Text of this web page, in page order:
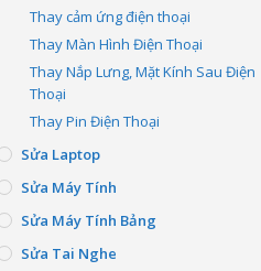
Thay cảm ứng điện thoại
Thay Màn Hình Điện Thoại
Thay Nắp Lưng, Mặt Kính Sau Điện
Thoại
Thay Pin Điện Thoại
Sửa Laptop
Sửa Máy Tính
Sửa Máy Tính Bảng
Sửa Tai Nghe